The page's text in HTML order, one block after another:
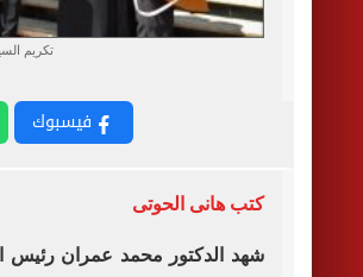
تكريم
فيسبوك
كتب هانى الحوتى
شهد الدكتور محمد عمران رئيس